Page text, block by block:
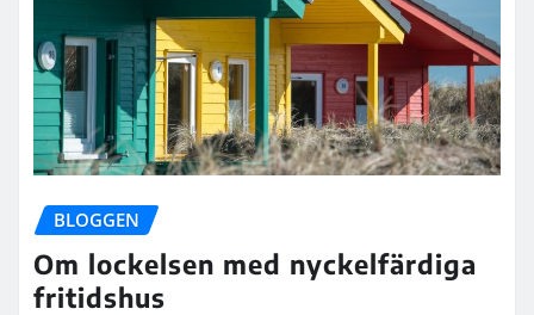
BLOGGEN
Om lockelsen med nyckelfärdiga
fritidshus